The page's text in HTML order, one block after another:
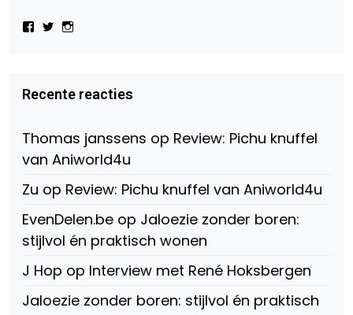
Bekijk
Beauty-
147775071915783/?
Facebook
Bekijk
op
Twitter
op
Instagram
Recente reacties
Thomas janssens op Review: Pichu knuffel
van Aniworld4u
Zu op Review: Pichu knuffel van Aniworld4u
EvenDelen.be op Jaloezie zonder boren:
stijlvol én praktisch wonen
J Hop op Interview met René Hoksbergen
Jaloezie zonder boren: stijlvol én praktisch